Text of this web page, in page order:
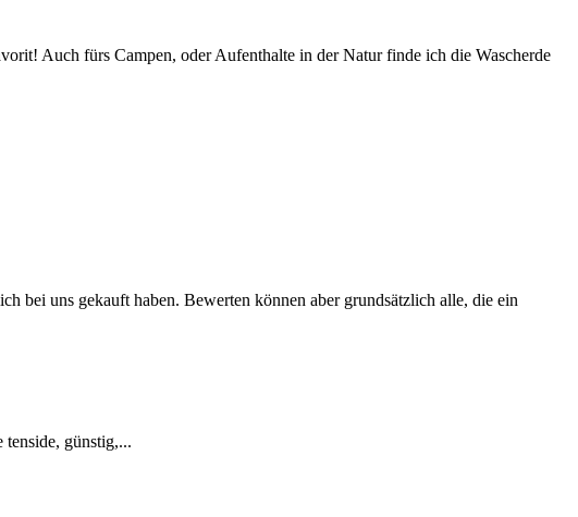
Auch fürs Campen, oder Aufenthalte in der Natur finde ich die Wascherde
bei uns gekauft haben. Bewerten können aber grundsätzlich alle, die ein
günstig,...